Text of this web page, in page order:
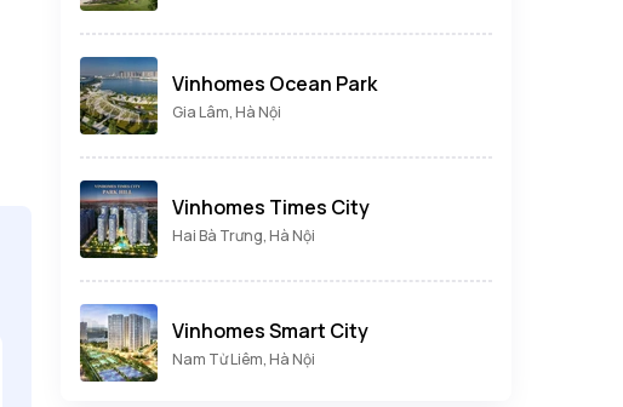
Vinhomes Ocean Park
Gia Lâm, Hà Nội
Vinhomes Times City
Hai Bà Trưng, Hà Nội
Vinhomes Smart City
Nam Từ Liêm, Hà Nội